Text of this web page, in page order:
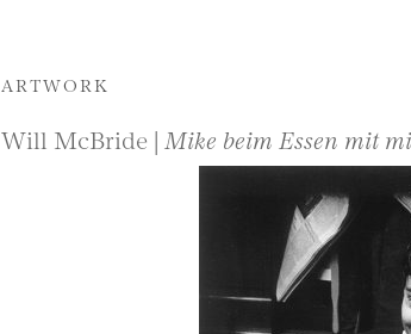
ARTWORK
Will McBride | Mike beim Essen mit